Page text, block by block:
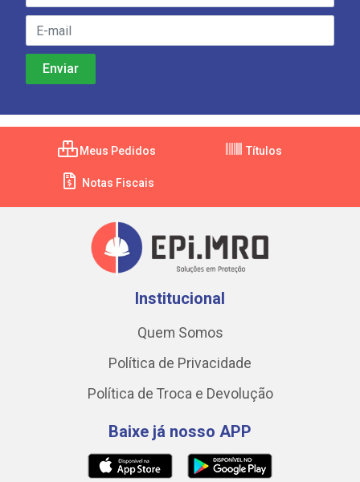
Meus Pedidos Títulos
Notas Fiscais
Institucional
Quem Somos
Política de Privacidade
Política de Troca e Devolução
Baixe já nosso APP